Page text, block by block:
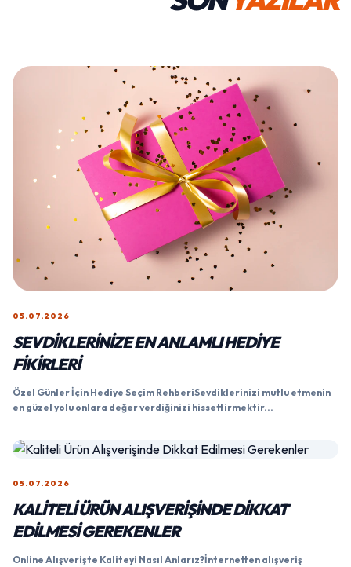
05.07.2026
SEVDIKLERINIZE EN ANLAMLI HEDIYE
FIKIRLERI
Özel Günler İçin Hediye Seçim RehberiSevdiklerinizi mutlu etmenin
en güzel yolu onlara değer verdiğinizi hissettirmektir...
05.07.2026
KALITELI ÜRÜN ALIŞVERIŞINDE DIKKAT
EDILMESI GEREKENLER
Online Alışverişte Kaliteyi Nasıl Anlarız?İnternetten alışveriş